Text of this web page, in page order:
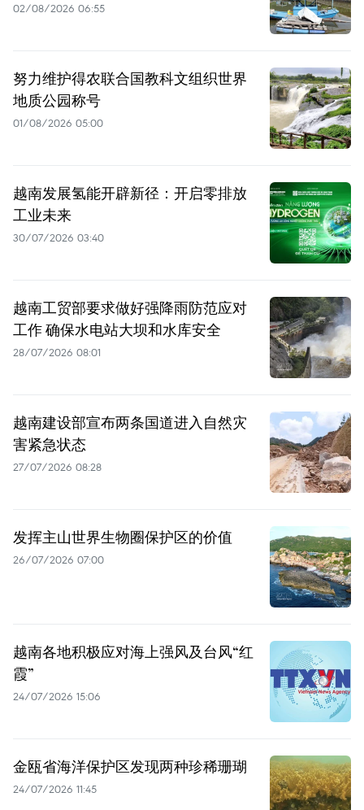
02/08/2026 06:55
努力维护得农联合国教科文组织世界
地质公园称号
01/08/2026 05:00
越南发展氢能开辟新径：开启零排放
工业未来
30/07/2026 03:40
越南工贸部要求做好强降雨防范应对
工作 确保水电站大坝和水库安全
28/07/2026 08:01
越南建设部宣布两条国道进入自然灾
害紧急状态
27/07/2026 08:28
发挥主山世界生物圈保护区的价值
26/07/2026 07:00
越南各地积极应对海上强风及台风“红
霞”
24/07/2026 15:06
金瓯省海洋保护区发现两种珍稀珊瑚
24/07/2026 11:45